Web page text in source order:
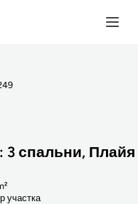
спальни, Плайя
участка